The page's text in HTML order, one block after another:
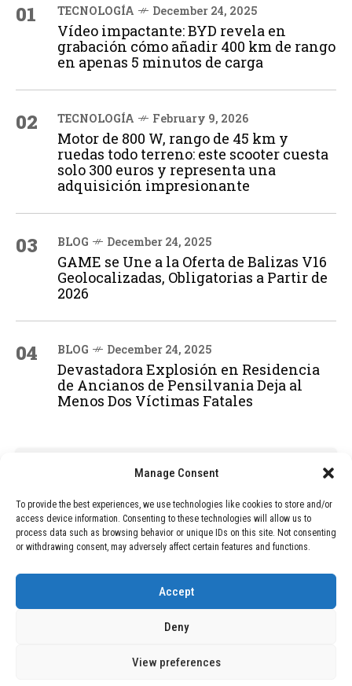
Manage Consent
To provide the best experiences, we use technologies like cookies to store and/or
access device information. Consenting to these technologies will allow us to
process data such as browsing behavior or unique IDs on this site. Not consenting
or withdrawing consent, may adversely affect certain features and functions.
Accept
Deny
View preferences
01 TECNOLOGÍA December 24, 2025
Vídeo impactante: BYD revela en
grabación cómo añadir 400 km de rango
en apenas 5 minutos de carga
02 TECNOLOGÍA February 9, 2026
Motor de 800 W, rango de 45 km y
ruedas todo terreno: este scooter cuesta
solo 300 euros y representa una
adquisición impresionante
03 BLOG December 24, 2025
GAME se Une a la Oferta de Balizas V16
Geolocalizadas, Obligatorias a Partir de
2026
04 BLOG December 24, 2025
Devastadora Explosión en Residencia
de Ancianos de Pensilvania Deja al
Menos Dos Víctimas Fatales